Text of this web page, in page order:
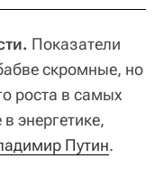
Показатели
скромные, но
роста в самых
энергетике,
Путин.